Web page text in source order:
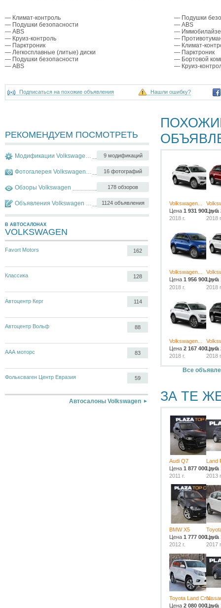
— Климат-контроль
— Подушки безопасности
— ABS
— Круиз-контроль
— Парктроник
— Легкосплавные (литые) диски
— Подушки безопасности
— ABS
— Подушки
— ABS
—
—
— Климат-
— Парктроник
— Бортовой
— Круиз-
Подписаться на похожие объявления Нашли ошибку?
РЕКОМЕНДУЕМ ПОСМОТРЕТЬ
9 модификаций
Модификации Volkswagen Tiguan
16 фотографий
Фотогалерея Volkswagen Tiguan
178 обзоров
Обзоры Volkswagen
1124 объявления
Объявления Volkswagen Tiguan
В АВТОСАЛОНАХ
VOLKSWAGEN
Favort Motors 162
Классика 128
Автоцентр Керг 114
Автоцентр Вольф 88
ААА моторс 83
Фольксваген Центр Евразия 59
Автосалоны Volkswagen
Volkswagen...
Цена 1 931 900 руб.
2018 г.
Цена
2018
Volkswagen...
Цена 1 956 900руб.
2018 г.
Цена
2018
Volkswagen...
Цена 2 167 400 руб.
2018 г.
Цена
2018
Все
ЗА ТЕ
Audi Q7
Цена 1 877 000 руб.
2011 г.
Land
Цена
2013
BMW X5
Цена 1 777 000 руб.
2012 г.
Цена
2017
Toyota Land Cru...
Цена 2 080 000 руб.
Цена